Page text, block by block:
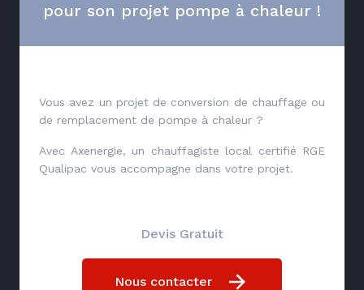
pour son projet pompe à chaleur !
Vous avez un projet de conversion de chauffage ou
de remplacement de pompe à chaleur ?
Avec Axenergie, un chauffagiste local certifié RGE
Qualipac vous accompagne dans votre projet.
Devis Gratuit
Nous contacter